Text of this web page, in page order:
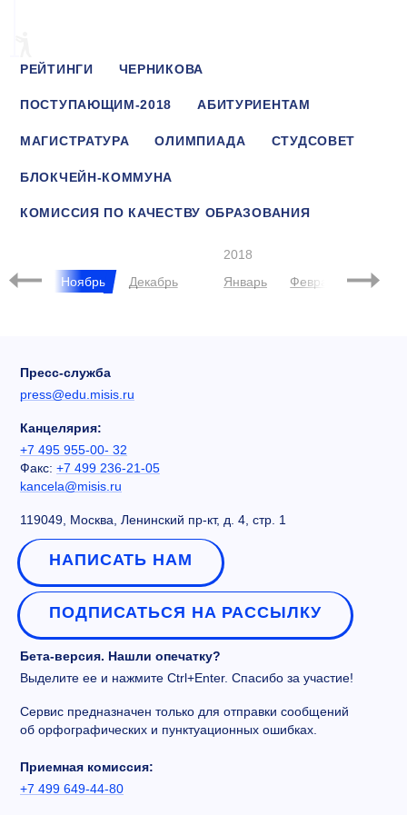
РЕЙТИНГИ ЧЕРНИКОВА
ПОСТУПАЮЩИМ-2018 АБИТУРИЕНТАМ
МАГИСТРАТУРА ОЛИМПИАДА СТУДСОВЕТ
БЛОКЧЕЙН-КОММУНА
КОМИССИЯ ПО КАЧЕСТВУ ОБРАЗОВАНИЯ
QS BRICS
Ноябрь Декабрь
2018
Январь
Февраль Март
Пресс-служба
press@edu.misis.ru
Канцелярия:
+7 495 955-00- 32
Факс: +7 499 236-21-05
kancela@misis.ru
119049, Москва, Ленинский пр-кт, д. 4, стр. 1
НАПИСАТЬ НАМ
ПОДПИСАТЬСЯ НА РАССЫЛКУ
Бета-версия. Нашли опечатку?
Выделите ее и нажмите Ctrl+Enter. Спасибо за участие!
Сервис предназначен только для отправки сообщений
об орфографических и пунктуационных ошибках.
Приемная комиссия:
+7 499 649-44-80